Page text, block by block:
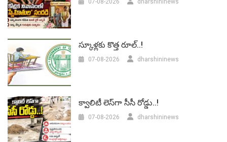
స్కూళ్లకు కొత్త రూల్..!
07-08-2026 dharshininews
క్వాలిటీ లెస్‌గా సీసీ రోడ్డు..!
07-08-2026 dharshininews